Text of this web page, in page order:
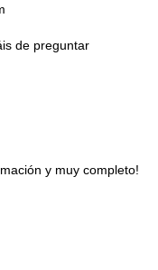
de preguntar
y muy completo!